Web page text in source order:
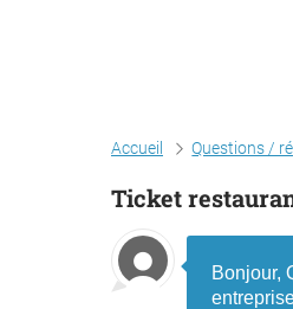
Accueil Questions /
Ticket
Bonjour,